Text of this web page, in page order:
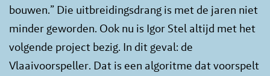
bouwen.” Die uitbreidingsdrang is met de jaren niet
minder geworden. Ook nu is Igor Stel altijd met het
volgende project bezig. In dit geval: de
Vlaaivoorspeller. Dat is een algoritme dat voorspelt